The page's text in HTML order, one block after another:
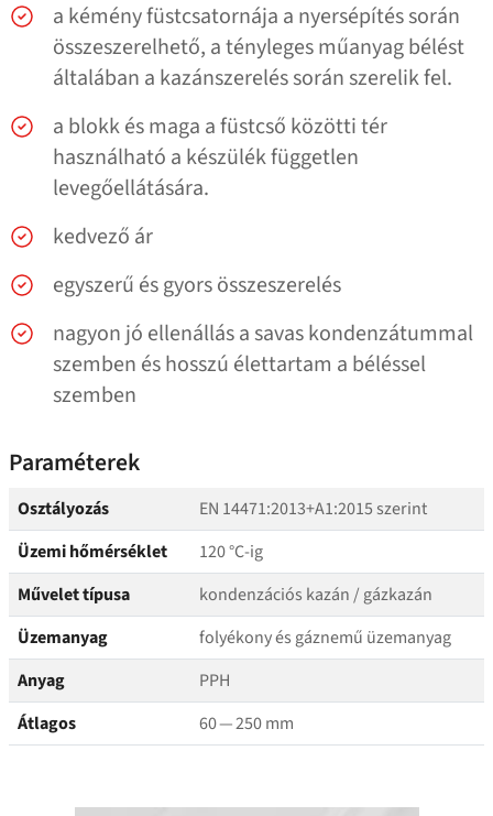
a kémény füstcsatornája a nyersépítés során
összeszerelhető, a tényleges műanyag bélést
általában a kazánszerelés során szerelik fel.
a blokk és maga a füstcső közötti tér
használható a készülék független
levegőellátására.
kedvező ár
egyszerű és gyors összeszerelés
nagyon jó ellenállás a savas kondenzátummal
szemben és hosszú élettartam a béléssel
szemben
Paraméterek
Osztályozás
EN 14471:2013+A1:2015 szerint
Üzemi hőmérséklet
120 °C‑ig
Művelet típusa
kondenzációs kazán / gázkazán
Üzemanyag
folyékony és gáznemű üzemanyag
Anyag
PPH
Átlagos
60 — 250 mm